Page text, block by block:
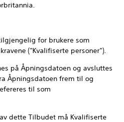
for brukere som
("Kvalifiserte personer").
Åpningsdatoen og avsluttes
Åpningsdatoen frem til og
til som
Tilbudet må Kvalifiserte